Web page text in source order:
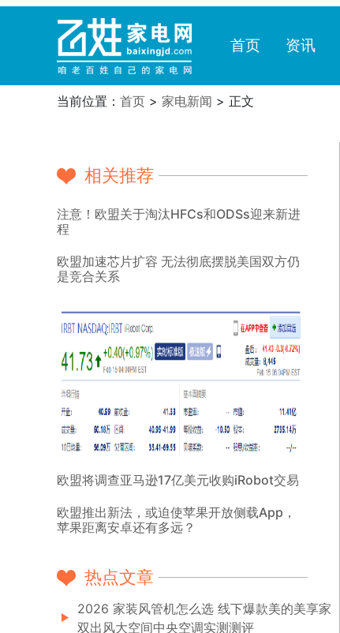
首页 资讯
当前位置： 首页 > 家电新闻 > 正文
相关推荐
注意！欧盟关于淘汰HFCs和ODSs迎来新进
程
欧盟加速芯片扩容 无法彻底摆脱美国双方仍
是竞合关系
欧盟将调查亚马逊17亿美元收购iRobot交易
欧盟推出新法，或迫使苹果开放侧载App，
苹果距离安卓还有多远？
热点文章
2026 家装风管机怎么选 线下爆款美的美享家
双出风大空间中央空调实测测评